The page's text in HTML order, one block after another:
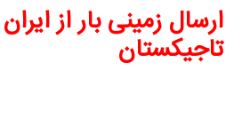
ارسال زمینی بار از
تاجیکستان